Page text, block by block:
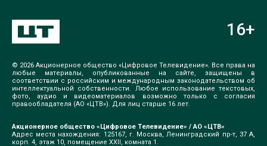
© 2026 Акционерное общество «Цифровое Телевидение». Все права на
любые материалы, опубликованные на сайте, защищены в
соответствии с российским и международным законодательством об
интеллектуальной собственности. Любое использование текстовых,
фото, аудио и видеоматериалов возможно только с согласия
правообладателя (АО «ЦТВ»). Для лиц старше 16 лет.
Акционерное общество «Цифровое Телевидение» / АО «ЦТВ»
Адрес места нахождения: 125167, г. Москва, Ленинградский пр-т, 37 А,
корп. 4, этаж 10, помещение XXII, комната 1.
16+